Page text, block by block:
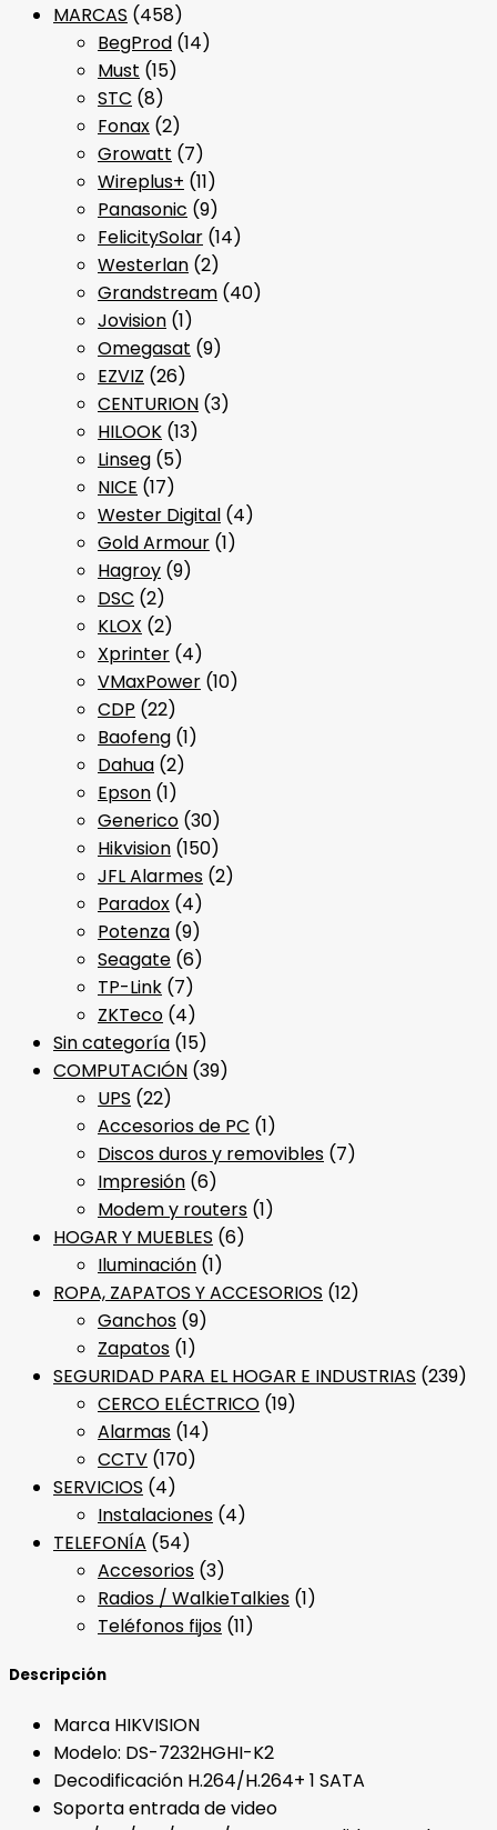
MARCAS (458)
BegProd (14)
Must (15)
STC (8)
Fonax (2)
Growatt (7)
Wireplus+ (11)
Panasonic (9)
FelicitySolar (14)
Westerlan (2)
Grandstream (40)
Jovision (1)
Omegasat (9)
EZVIZ (26)
CENTURION (3)
HILOOK (13)
Linseg (5)
NICE (17)
Wester Digital (4)
Gold Armour (1)
Hagroy (9)
DSC (2)
KLOX (2)
Xprinter (4)
VMaxPower (10)
CDP (22)
Baofeng (1)
Dahua (2)
Epson (1)
Generico (30)
Hikvision (150)
JFL Alarmes (2)
Paradox (4)
Potenza (9)
Seagate (6)
TP-Link (7)
ZKTeco (4)
Sin categoría (15)
COMPUTACIÓN (39)
UPS (22)
Accesorios de PC (1)
Discos duros y removibles (7)
Impresión (6)
Modem y routers (1)
HOGAR Y MUEBLES (6)
Iluminación (1)
ROPA, ZAPATOS Y ACCESORIOS (12)
Ganchos (9)
Zapatos (1)
SEGURIDAD PARA EL HOGAR E INDUSTRIAS (239)
CERCO ELÉCTRICO (19)
Alarmas (14)
CCTV (170)
SERVICIOS (4)
Instalaciones (4)
TELEFONÍA (54)
Accesorios (3)
Radios / WalkieTalkies (1)
Teléfonos fijos (11)
Descripción
Marca HIKVISION
Modelo: DS-7232HGHI-K2
Decodificación H.264/H.264+ 1 SATA
Soporta entrada de video